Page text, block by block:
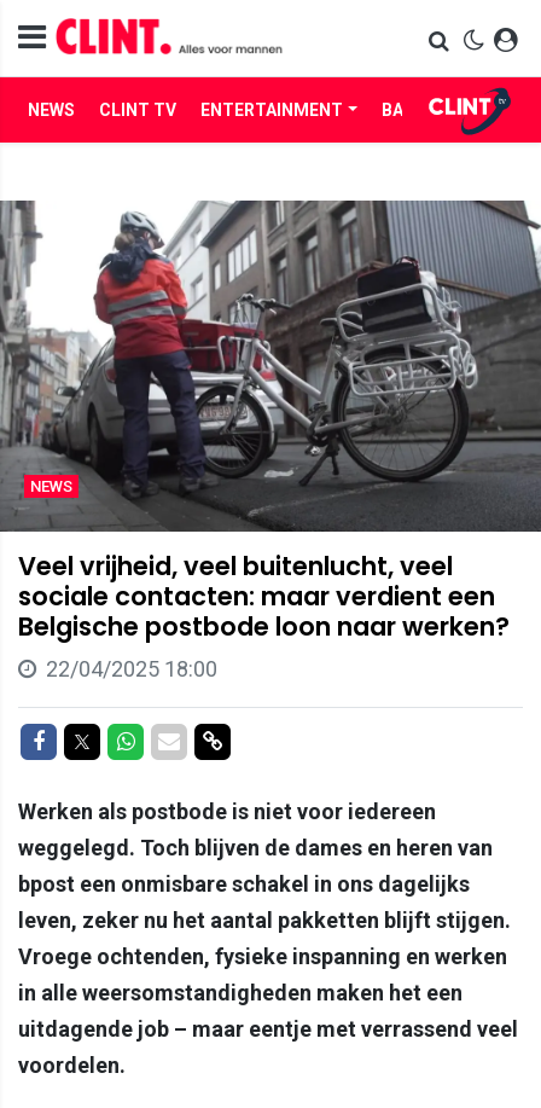
NEWS CLINT TV ENTERTAINMENT BABES LIFE
NEWS
Veel vrijheid, veel buitenlucht, veel
sociale contacten: maar verdient een
Belgische postbode loon naar werken?
22/04/2025 18:00
Delen op Facebook
Delen op Twitter
Delen op Whatsapp
Delen via Mail
Delen via link
Werken als postbode is niet voor iedereen
weggelegd. Toch blijven de dames en heren van
bpost een onmisbare schakel in ons dagelijks
leven, zeker nu het aantal pakketten blijft stijgen.
Vroege ochtenden, fysieke inspanning en werken
in alle weersomstandigheden maken het een
uitdagende job – maar eentje met verrassend veel
voordelen.